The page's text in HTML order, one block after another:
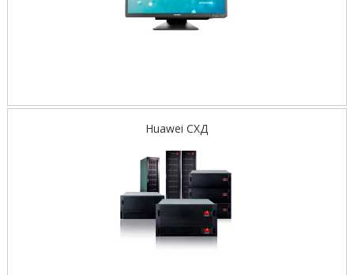
Huawei СХД